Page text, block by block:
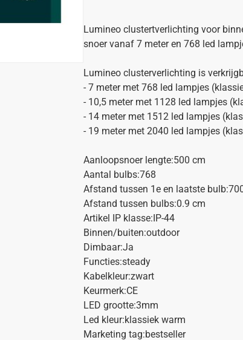
Lumineo clustertverlichting voor
snoer vanaf 7 meter en 768 led
Lumineo clusterverlichting is
- 7 meter met 768 led lampjes
- 10,5 meter met 1128 led lampjes
- 14 meter met 1512 led lampjes
- 19 meter met 2040 led lampjes
Aanloopsnoer lengte:500 cm
Aantal bulbs:768
Afstand tussen 1e en laatste
Afstand tussen bulbs:0.9 cm
Artikel IP klasse:IP-44
Binnen/buiten:outdoor
Dimbaar:Ja
Functies:steady
Kabelkleur:zwart
Keurmerk:CE
LED grootte:3mm
Led kleur:klassiek warm
Marketing tag:bestseller